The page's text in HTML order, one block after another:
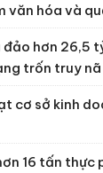
văn hóa và
hơn 26,5
trốn truy nã
cơ sở kinh
16 tấn thực